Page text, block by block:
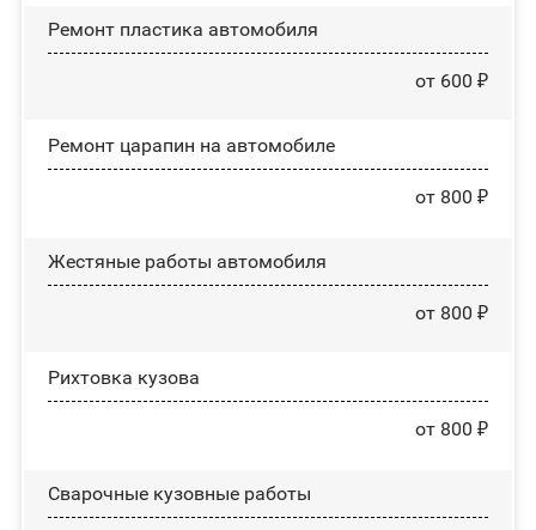
Ремонт пластика автомобиля
от 600 ₽
Ремонт царапин на автомобиле
от 800 ₽
Жестяные работы автомобиля
от 800 ₽
Рихтовка кузова
от 800 ₽
Сварочные кузовные работы